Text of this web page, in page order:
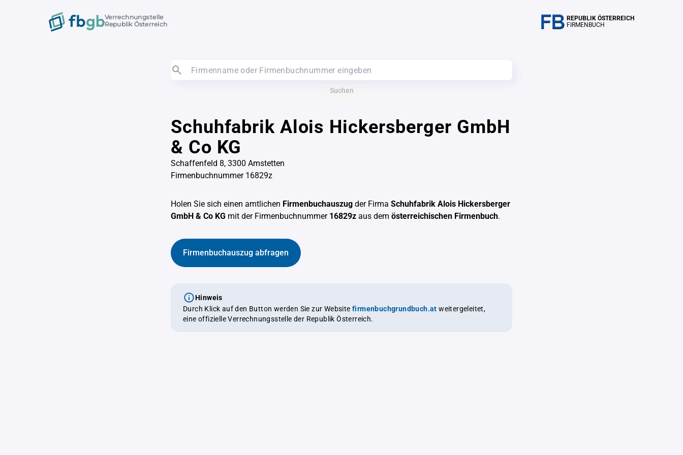
Verrechnungstelle
Republik Österreich
REPUBLIK ÖSTERREICH
FIRMENBUCH
Suchen
Schuhfabrik Alois Hickersberger GmbH
& Co KG
Schaffenfeld 8, 3300 Amstetten
Firmenbuchnummer 16829z
Holen Sie sich einen amtlichen Firmenbuchauszug der Firma Schuhfabrik Alois Hickersberger
GmbH & Co KG mit der Firmenbuchnummer 16829z aus dem österreichischen Firmenbuch.
Firmenbuchauszug abfragen
Hinweis
Durch Klick auf den Button werden Sie zur Website firmenbuchgrundbuch.at weitergeleitet,
eine offizielle Verrechnungsstelle der Republik Österreich.